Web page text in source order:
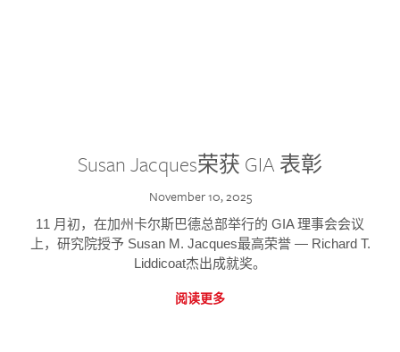
Susan Jacques荣获 GIA 表彰
November 10, 2025
11 月初，在加州卡尔斯巴德总部举行的 GIA 理事会会议
上，研究院授予 Susan M. Jacques最高荣誉 — Richard T.
Liddicoat杰出成就奖。
阅读更多